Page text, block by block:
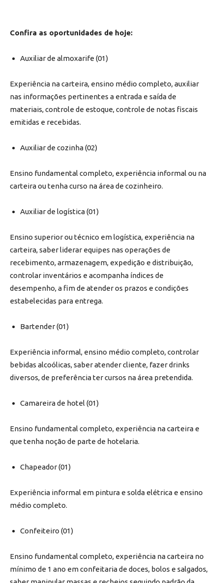
Confira as oportunidades de hoje:
Auxiliar de almoxarife (01)
Experiência na carteira, ensino médio completo, auxiliar
nas informações pertinentes a entrada e saída de
materiais, controle de estoque, controle de notas fiscais
emitidas e recebidas.
Auxiliar de cozinha (02)
Ensino fundamental completo, experiência informal ou na
carteira ou tenha curso na área de cozinheiro.
Auxiliar de logística (01)
Ensino superior ou técnico em logística, experiência na
carteira, saber liderar equipes nas operações de
recebimento, armazenagem, expedição e distribuição,
controlar inventários e acompanha índices de
desempenho, a fim de atender os prazos e condições
estabelecidas para entrega.
Bartender (01)
Experiência informal, ensino médio completo, controlar
bebidas alcoólicas, saber atender cliente, fazer drinks
diversos, de preferência ter cursos na área pretendida.
Camareira de hotel (01)
Ensino fundamental completo, experiência na carteira e
que tenha noção de parte de hotelaria.
Chapeador (01)
Experiência informal em pintura e solda elétrica e ensino
médio completo.
Confeiteiro (01)
Ensino fundamental completo, experiência na carteira no
mínimo de 1 ano em confeitaria de doces, bolos e salgados,